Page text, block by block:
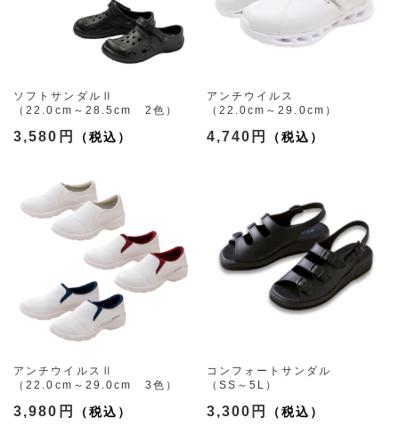
ソフトサンダルⅡ
（22.0cm～28.5cm 2色）
3,580円
アンチウイルス
（22.0cm～29.0cm）
4,740円
アンチウイルスⅡ
（22.0cm～29.0cm 3色）
3,980円
コンフォートサンダル
（SS～5L）
3,300円